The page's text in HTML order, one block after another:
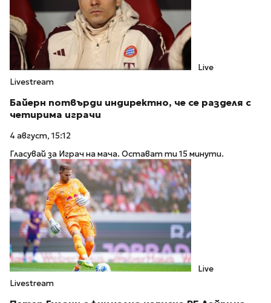
Live
Livestream
Байерн потвърди индиректно, че се разделя с
четирима играчи
4 август, 15:12
Гласувай за Играч на мача. Остават ти 15 минути.
Live
Livestream